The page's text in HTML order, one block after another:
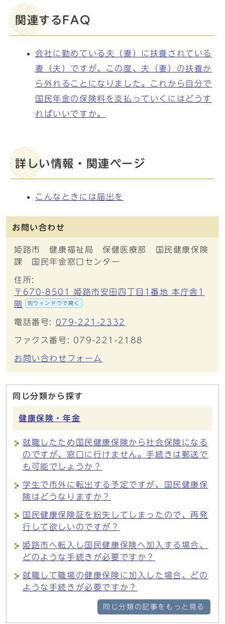
関連するFAQ
会社に勤めている夫（妻）に扶養されている
妻（夫）ですが、この度、夫（妻）の扶養か
ら外れることになりました。これから自分で
国民年金の保険料を支払っていくにはどうす
ればいいですか。
詳しい情報・関連ページ
こんなときには届出を
お問い合わせ
姫路市 健康福祉局 保健医療部 国民健康保険
課 国民年金窓口センター
住所:
〒670-8501 姫路市安田四丁目1番地 本庁舎1
階
別ウィンドウで開く
電話番号: 079-221-2332
ファクス番号: 079-221-2188
お問い合わせフォーム
同じ分類から探す
健康保険・年金
就職したため国民健康保険から社会保険になる
のですが、窓口に行けません。手続きは郵送で
も可能でしょうか？
学生で市外に転出する予定ですが、国民健康保
険はどうなりますか？
国民健康保険証を紛失してしまったので、再発
行して欲しいのですが？
姫路市へ転入し国民健康保険へ加入する場合、
どのような手続きが必要ですか？
就職して職場の健康保険に加入した場合、どの
ような手続きが必要ですか？
同じ分類の記事をもっと見る